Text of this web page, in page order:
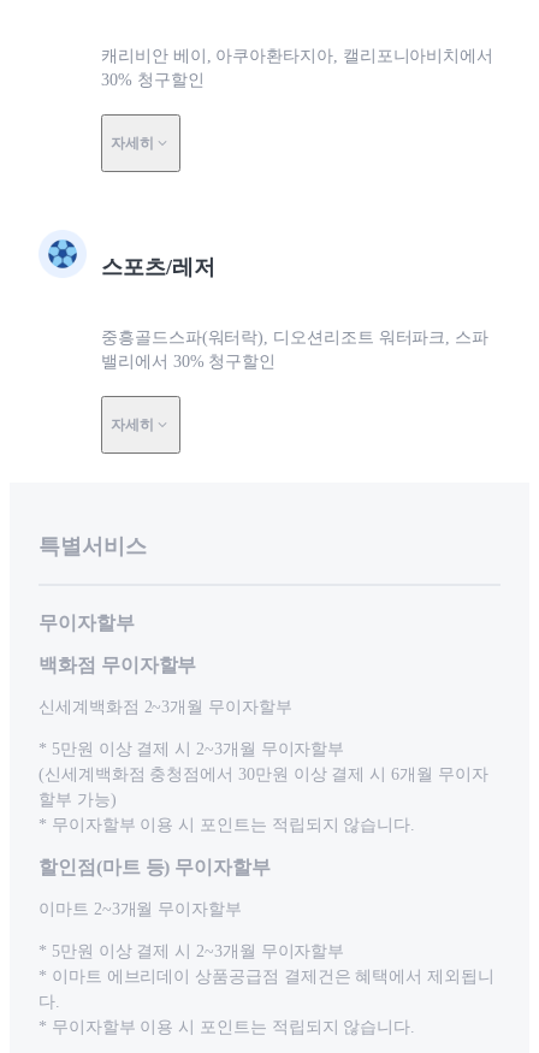
캐리비안 베이, 아쿠아환타지아, 캘리포니아비치에서
30% 청구할인
자세히
스포츠/레저
중흥골드스파(워터락), 디오션리조트 워터파크, 스파
밸리에서 30% 청구할인
자세히
특별서비스
무이자할부
백화점 무이자할부
신세계백화점 2~3개월 무이자할부
* 5만원 이상 결제 시 2~3개월 무이자할부
(신세계백화점 충청점에서 30만원 이상 결제 시 6개월 무이자
할부 가능)
* 무이자할부 이용 시 포인트는 적립되지 않습니다.
할인점(마트 등) 무이자할부
이마트 2~3개월 무이자할부
* 5만원 이상 결제 시 2~3개월 무이자할부
* 이마트 에브리데이 상품공급점 결제건은 혜택에서 제외됩니
다.
* 무이자할부 이용 시 포인트는 적립되지 않습니다.